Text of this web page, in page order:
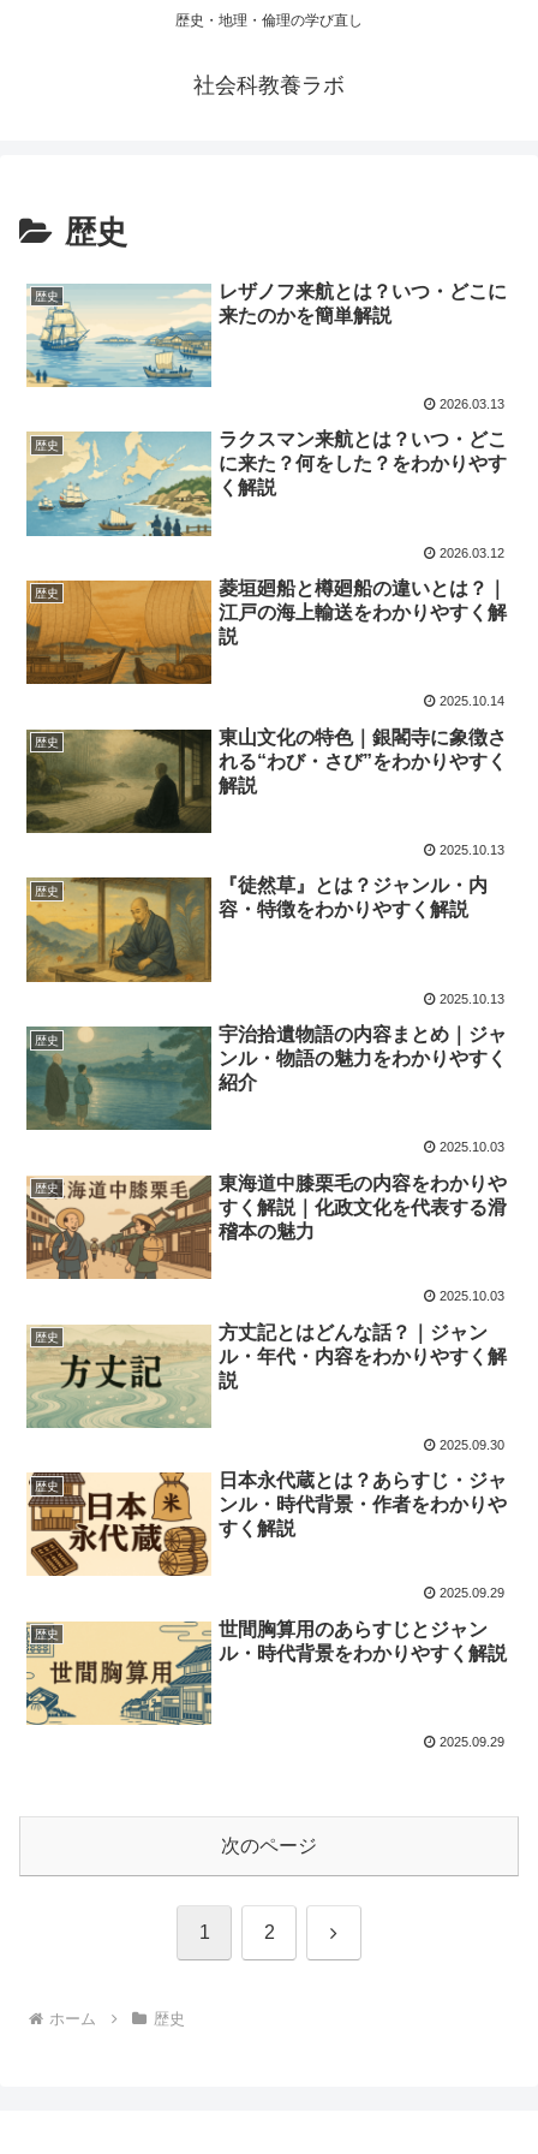
歴史・地理・倫理の学び直し
社会科教養ラボ
歴史
歴史
レザノフ来航とは？いつ・どこに
来たのかを簡単解説
2026.03.13
歴史
ラクスマン来航とは？いつ・どこ
に来た？何をした？をわかりやす
く解説
2026.03.12
歴史
菱垣廻船と樽廻船の違いとは？｜
江戸の海上輸送をわかりやすく解
説
2025.10.14
歴史
東山文化の特色｜銀閣寺に象徴さ
れる“わび・さび”をわかりやすく
解説
2025.10.13
歴史
『徒然草』とは？ジャンル・内
容・特徴をわかりやすく解説
2025.10.13
歴史
宇治拾遺物語の内容まとめ｜ジャ
ンル・物語の魅力をわかりやすく
紹介
2025.10.03
歴史
東海道中膝栗毛の内容をわかりや
すく解説｜化政文化を代表する滑
稽本の魅力
2025.10.03
歴史
方丈記とはどんな話？｜ジャン
ル・年代・内容をわかりやすく解
説
2025.09.30
歴史
日本永代蔵とは？あらすじ・ジャ
ンル・時代背景・作者をわかりや
すく解説
2025.09.29
歴史
世間胸算用のあらすじとジャン
ル・時代背景をわかりやすく解説
2025.09.29
次のページ
1 2 次
ホーム 歴史